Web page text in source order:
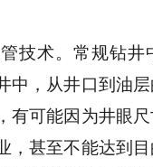
技术。常规钻井
中，从井口到油
有可能因为井眼
，甚至不能达到